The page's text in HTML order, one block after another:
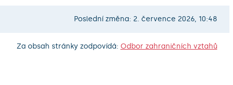
Poslední změna: 2. července 2026, 10:48
Za obsah stránky zodpovídá: Odbor zahraničních vztahů